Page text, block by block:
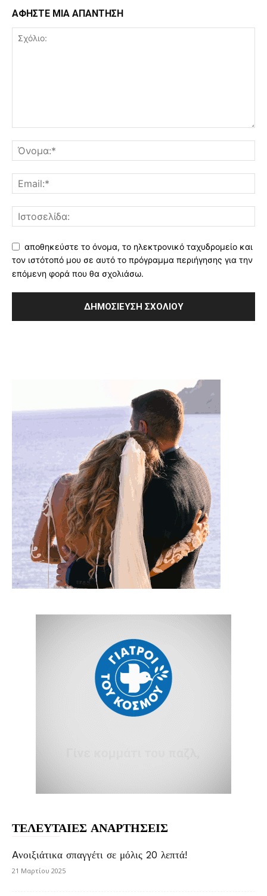
ΑΦΗΣΤΕ ΜΙΑ ΑΠΑΝΤΗΣΗ
αποθηκεύστε το όνομα, το ηλεκτρονικό ταχυδρομείο και
τον ιστότοπό μου σε αυτό το πρόγραμμα περιήγησης για την
επόμενη φορά που θα σχολιάσω.
ΤΕΛΕΥΤΑΙΕΣ ΑΝΑΡΤΗΣΕΙΣ
Aνοιξιάτικα σπαγγέτι σε μόλις 20 λεπτά!
21 Μαρτίου 2025